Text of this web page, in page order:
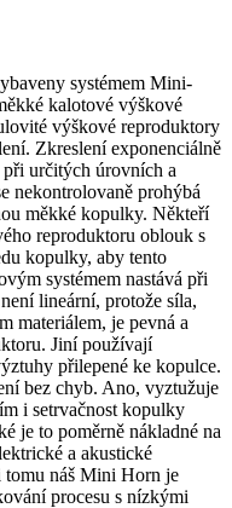
systémem Mini-
kalotové výškové
výškové reproduktory
Zkreslení exponenciálně
při určitých úrovních a
nekontrolovaně prohýbá
měkké kopulky. Někteří
reproduktoru oblouk s
kopulky, aby tento
systémem nastává při
lineární, protože síla,
materiálem, je pevná a
Jiní používají
přilepené ke kopulce.
bez chyb. Ano, vyztužuje
i setrvačnost kopulky
je to poměrně nákladné na
a akustické
tomu náš Mini Horn je
procesu s nízkými